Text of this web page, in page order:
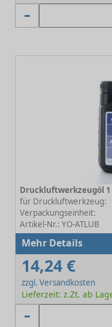
für Druckluftwerkzeug:
Verpackungseinheit:
Artikel-Nr.: YO-ATLUB
Mehr Details
14,24 €
zzgl. Versandkosten
Lieferzeit: z.Zt. ab